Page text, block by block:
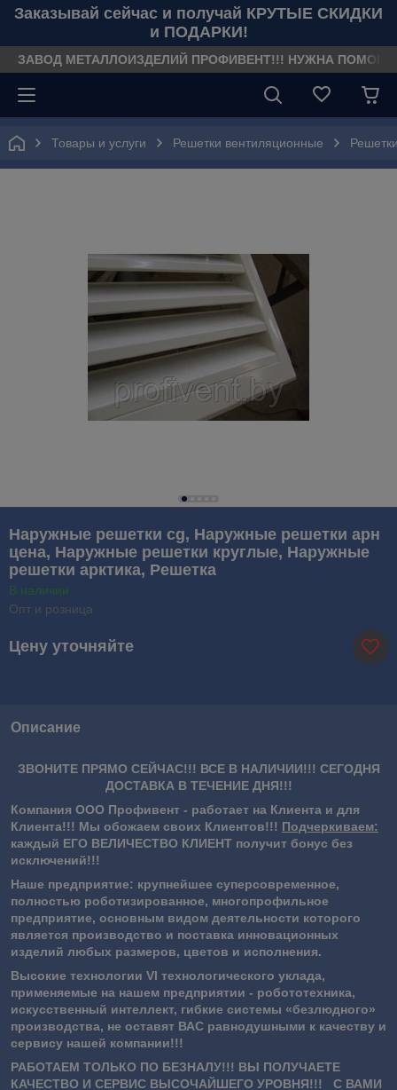
Заказывай сейчас и получай КРУТЫЕ СКИДКИ
и ПОДАРКИ!
ЗАВОД МЕТАЛЛОИЗДЕЛИЙ ПРОФИВЕНТ!!! НУЖНА
Товары и услуги Решетки вентиляционные
Наружные решетки cg, Наружные решетки арн
цена, Наружные решетки круглые, Наружные
решетки арктика, Решетка
В наличии
Опт и розница
Цену уточняйте
Описание
ЗВОНИТЕ ПРЯМО СЕЙЧАС!!! ВСЕ В НАЛИЧИИ!!! СЕГОДНЯ
ДОСТАВКА В ТЕЧЕНИЕ ДНЯ!!!
Компания ООО Профивент - работает на Клиента и для
Клиента!!! Мы обожаем своих Клиентов!!! Подчеркиваем:
каждый ЕГО ВЕЛИЧЕСТВО КЛИЕНТ получит бонус без
исключений!!!
Наше предприятие: крупнейшее суперсовременное,
полностью роботизированное, многопрофильное
предприятие, основным видом деятельности которого
является производство и поставка инновационных
изделий любых размеров, цветов и исполнения.
Высокие технологии VI технологического уклада,
применяемые на нашем предприятии - робототехника,
искусственный интеллект, гибкие системы «безлюдного»
производства, не оставят ВАС равнодушными к качеству и
сервису нашей компании!!!
РАБОТАЕМ ТОЛЬКО ПО БЕЗНАЛУ!!! ВЫ ПОЛУЧАЕТЕ
КАЧЕСТВО И СЕРВИС ВЫСОЧАЙШЕГО УРОВНЯ!!! С ВАМИ